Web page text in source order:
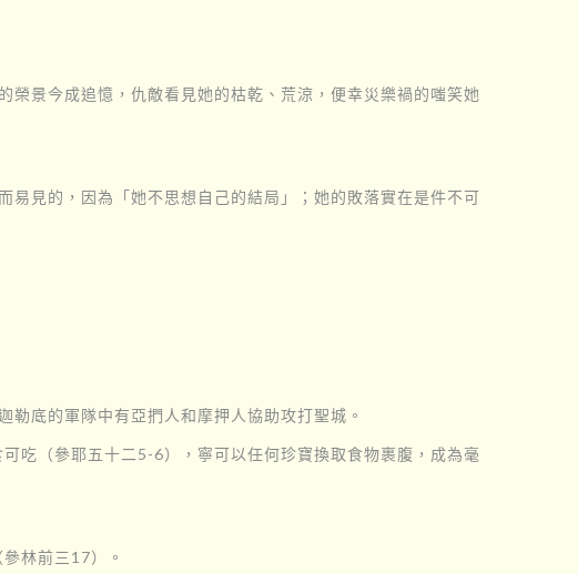
景今成追憶，仇敵看見她的枯乾、荒涼，便幸災樂禍的嗤笑她
見的，因為「她不思想自己的結局」；她的敗落實在是件不可
勒底的軍隊中有亞捫人和摩押人協助攻打聖城。
吃（參耶五十二5-6），寧可以任何珍寶換取食物裹腹，成為毫
林前三17）。